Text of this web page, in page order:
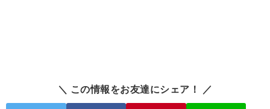
＼ この情報をお友達にシェア！ ／